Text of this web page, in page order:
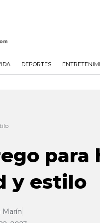
DEPORTES
para
y estilo
Marín